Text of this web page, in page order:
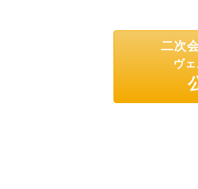
二次
ヴ